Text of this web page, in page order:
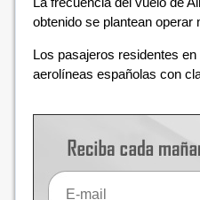
obtenido se plantean operar
Los pasajeros residentes
aerolíneas españolas con